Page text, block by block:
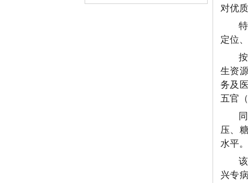
对优
定位
生资
务及
五官
压、
水平。
兴专